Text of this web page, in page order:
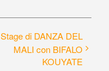
Stage di DANZA DEL
MALI con BIFALO
KOUYATE